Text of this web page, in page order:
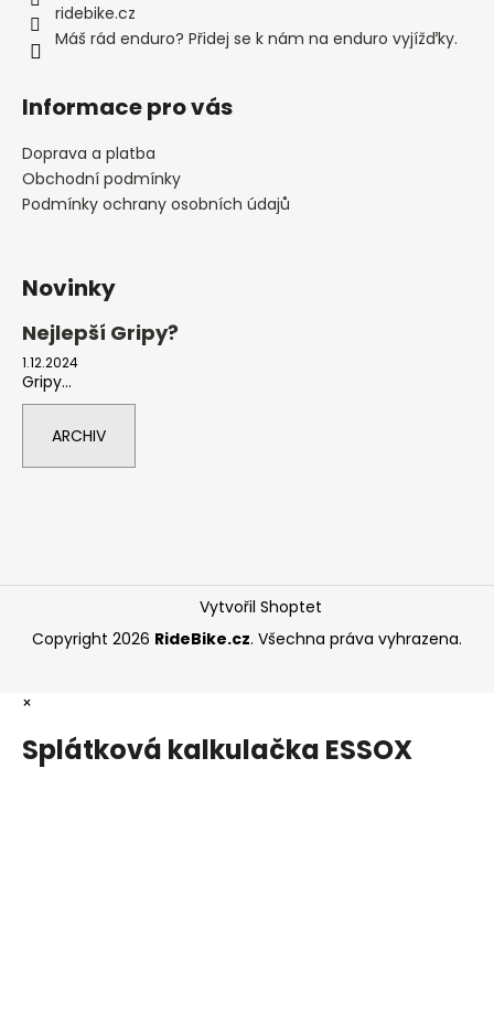
ridebike.cz
Máš rád enduro? Přidej se k nám na enduro vyjížďky.
Informace pro vás
Doprava a platba
Obchodní podmínky
Podmínky ochrany osobních údajů
Novinky
Nejlepší Gripy?
1.12.2024
Gripy...
ARCHIV
Vytvořil Shoptet
Copyright 2026 RideBike.cz. Všechna práva vyhrazena.
×
Splátková kalkulačka ESSOX